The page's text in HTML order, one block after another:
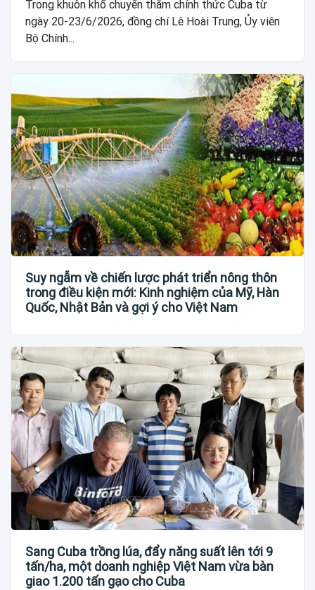
Trong khuôn khổ chuyến thăm chính thức Cuba từ
ngày 20-23/6/2026, đồng chí Lê Hoài Trung, Ủy viên
Bộ Chính...
Suy ngẫm về chiến lược phát triển nông thôn
trong điều kiện mới: Kinh nghiệm của Mỹ, Hàn
Quốc, Nhật Bản và gợi ý cho Việt Nam
Sang Cuba trồng lúa, đẩy năng suất lên tới 9
tấn/ha, một doanh nghiệp Việt Nam vừa bàn
giao 1.200 tấn gạo cho Cuba